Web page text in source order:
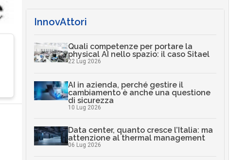
InnovAttori
Quali competenze per portare la
physical AI nello spazio: il caso Sitael
22 Lug 2026
AI in azienda, perché gestire il
cambiamento è anche una questione
di sicurezza
10 Lug 2026
Data center, quanto cresce l’Italia: ma
attenzione al thermal management
06 Lug 2026